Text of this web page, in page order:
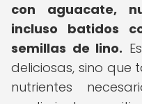
con aguacate,
incluso batidos
semillas de lino.
deliciosas, sino que
nutrientes